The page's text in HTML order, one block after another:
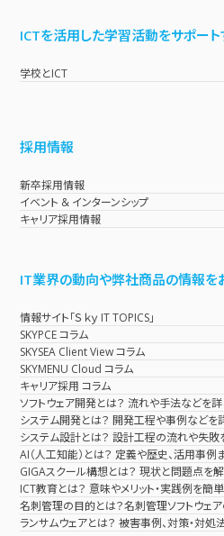
ICTを活用した学習活動をサポート
学校とICT
採用情報
新卒採用情報
イベント & インターンシップ
キャリア採用情報
IT業界の動向や弊社商品の情報を
情報サイト「Ｓｋｙ IT TOPICS」
SKYPCE コラム
SKYSEA Client View コラム
SKYMENU Cloud コラム
キャリア採用 コラム
ソフトウェア開発とは？ 流れや手法などを詳
システム開発とは？ 開発工程や事例などを
システム設計とは？ 設計工程の流れや失敗
AI（人工知能）とは？ 定義や歴史、活用事
GIGAスクール構想とは？ 現状と問題点を
ICT教育とは？ 意味やメリット・実践例を簡
名刺管理の目的とは？名刺管理ソフトウェ
ランサムウェアとは？ 被害事例、対策・対処